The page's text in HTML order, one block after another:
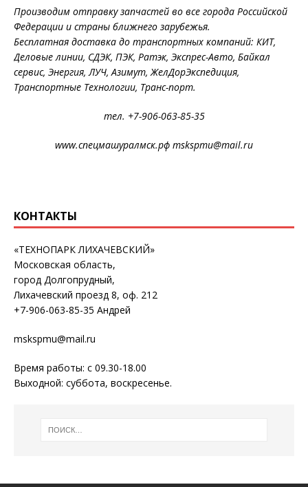
Производим отправку запчастей во все города Российской
Федерации и страны ближнего зарубежья.
Бесплатная доставка до транспортных компаний: КИТ,
Деловые линии, СДЭК, ПЭК, Ратэк, Экспрес-Авто, Байкал
сервис, Энергия, ЛУЧ, Азимут, ЖелДорЭкспедиция,
Транспортные Технологии, Транс-порт.
тел. +7-906-063-85-35
www.спецмашуралмск.рф mskspmu@mail.ru
КОНТАКТЫ
«ТЕХНОПАРК ЛИХАЧЕВСКИЙ»
Московская область,
город Долгопрудный,
Лихачевский проезд 8, оф. 212
+7-906-063-85-35 Андрей
mskspmu@mail.ru
Время работы: с 09.30-18.00
Выходной: суббота, воскресенье.